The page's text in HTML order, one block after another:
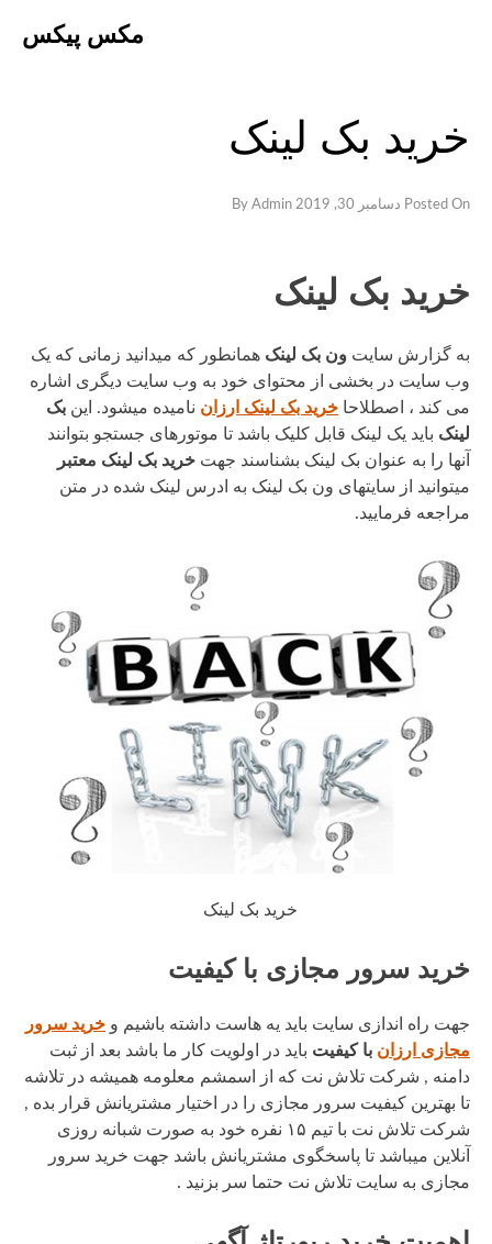
مکس پیکس
خرید بک لینک
Posted On دسامبر 30, 2019 Admin
خرید بک لینک
به گزارش سایت ون بک لینک همانطور که میدانید زمانی که یک
وب سایت در بخشی از محتوای خود به وب سایت دیگری اشاره
می کند ، اصطلاحا خرید بک لینک ارزان نامیده میشود. این بک
لینک باید یک لینک قابل کلیک باشد تا موتورهای جستجو بتوانند
آنها را به عنوان بک لینک بشناسند جهت خرید بک لینک معتبر
میتوانید از سایتهای ون بک لینک به ادرس لینک شده در متن
مراجعه فرمایید.
خرید بک لینک
خرید سرور مجازی با کیفیت
جهت راه اندازی سایت باید یه هاست داشته باشیم و خرید سرور
مجازی ارزان با کیفیت باید در اولویت کار ما باشد بعد از ثبت
دامنه , شرکت تلاش نت که از اسمشم معلومه همیشه در تلاشه
تا بهترین کیفیت سرور مجازی را در اختیار مشتریانش قرار بده ,
شرکت تلاش نت با تیم ۱۵ نفره خود به صورت شبانه روزی
آنلاین میباشد تا پاسخگوی مشتریانش باشد جهت خرید سرور
مجازی به سایت تلاش نت حتما سر بزنید .